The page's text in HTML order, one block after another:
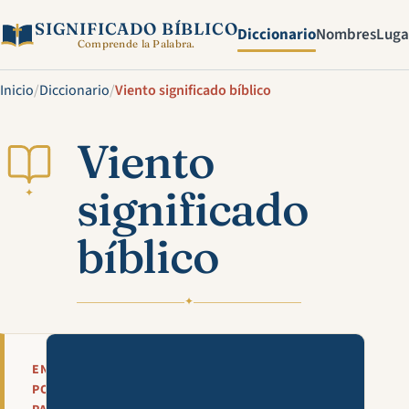
SIGNIFICADO BÍBLICO
Comprende la Palabra. DiccionarioNombres
Inicio/Diccionario/Viento significado bíblico
✦
Viento
significado
bíblico
✦
EN
POCAS
Mira esta explicación en